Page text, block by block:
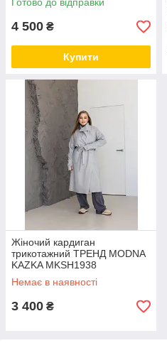
4 500 ₴
Купити
Жіночий кардиган
трикотажний ТРЕНД MODNA
KAZKA MKSH1938
Немає в наявності
3 400 ₴